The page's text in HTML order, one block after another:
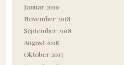
Januar 2019
November 2018
September 2018
August 2018
Oktober 2017